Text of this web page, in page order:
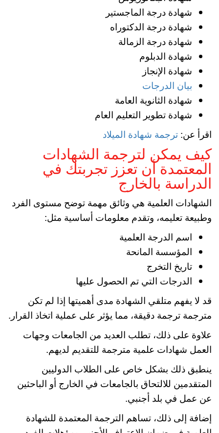
شهادة درجة الماجستير
شهادة درجة الدكتوراه
شهادة درجة الزمالة
شهادة الدبلوم
شهادة الإنجاز
بيان الدرجات
شهادة الثانوية العامة
شهادة تطوير التعليم العام
اقرأ عن: ترجمة شهادة الميلاد
كيف يمكن لترجمة الشهادات
المعتمدة أن تعزز تجربتك في
الدراسة بالخارج
الشهادات العلمية هي وثائق مهمة توضح مستوى الفرد
وطبيعة تعليمه، وتقدم معلومات أساسية مثل:
اسم الدرجة العلمية
المؤسسة المانحة
تاريخ التخرج
الدرجات التي تم الحصول عليها
قد لا يفهم متلقي الشهادة مدى أهميتها إذا لم تكن
مترجمة ترجمة دقيقة، مما يؤثر على عملية اتخاذ القرار.
علاوة على ذلك، تطلب العديد من الجامعات وجهات
العمل شهادات علمية مترجمة للتقديم لديهم.
ينطبق ذلك بشكل خاص على الطلاب الدوليين
المتقدمين للالتحاق بالجامعات في الخارج أو الباحثين
عن عمل في بلد أجنبي.
إضافة إلى ذلك، تساهم الترجمة المعتمدة للشهادة